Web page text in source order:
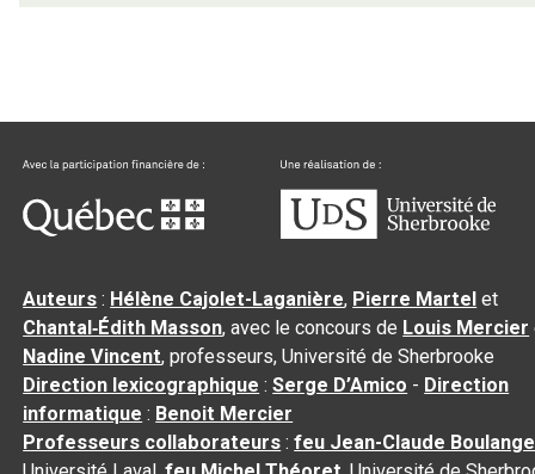
Auteurs : Hélène Cajolet-Laganière, Pierre Martel et
Chantal‑Édith Masson, avec le concours de Louis Mercier
Nadine Vincent, professeurs, Université de Sherbrooke
Direction lexicographique :Serge D’Amico - Direction
informatique : Benoit Mercier
Professeurs collaborateurs :feu Jean-Claude